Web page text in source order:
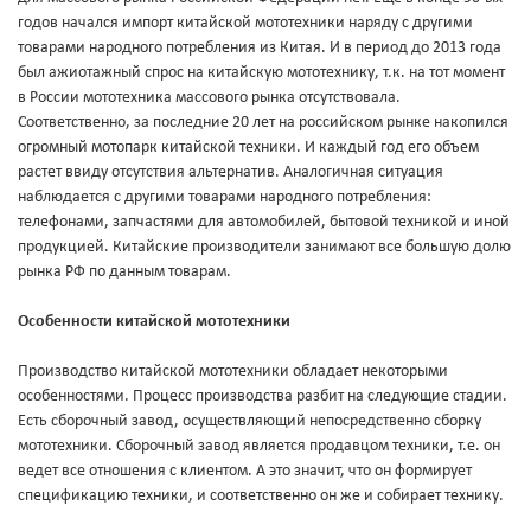
годов начался импорт китайской мототехники наряду с другими
товарами народного потребления из Китая. И в период до 2013 года
был ажиотажный спрос на китайскую мототехнику, т.к. на тот момент
в России мототехника массового рынка отсутствовала.
Соответственно, за последние 20 лет на российском рынке накопился
огромный мотопарк китайской техники. И каждый год его объем
растет ввиду отсутствия альтернатив. Аналогичная ситуация
наблюдается с другими товарами народного потребления:
телефонами, запчастями для автомобилей, бытовой техникой и иной
продукцией. Китайские производители занимают все большую долю
рынка РФ по данным товарам.
Особенности китайской мототехники
Производство китайской мототехники обладает некоторыми
особенностями. Процесс производства разбит на следующие стадии.
Есть сборочный завод, осуществляющий непосредственно сборку
мототехники. Сборочный завод является продавцом техники, т.е. он
ведет все отношения с клиентом. А это значит, что он формирует
спецификацию техники, и соответственно он же и собирает технику.